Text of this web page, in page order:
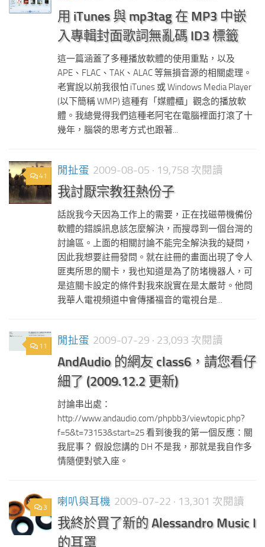
用 iTunes 與 mp3tag 在 MP3 中嵌
入專輯封面歌詞無亂碼 ID3 標籤
這一篇涵蓋了多種播放軟體的使用重點，以及
APE、FLAC、TAK、ALAC 等無損音源的相關處理。
老實說以前我很怕 iTunes 或 Windows Media Player
(以下簡稱 WMP) 這種有「媒體櫃」觀念的播放軟
體。我總覺得我們這種老阿宅在電腦裡面打滾了十
幾年，腦袋的思考方式也跟著...
41 閒扯蛋 2009-08-05 · 19,758 次閱讀
我討厭宗教狂熱份子
話說我今天因為工作上的需要，正在找磁帶機備份
軟體的錯誤訊息該怎麼解決，而搜尋到一個台灣的
討論區。上面的相關討論不能完全解決我的疑問，
因此我想要註冊發問。就在註冊的畫面出現了令人
匪夷所思的關卡，我也知道是為了防堵機器人，可
是這關卡設定的條件對我來說實在是太嚴苛。他問
我華人電視頻道中會傳播福音的電視台是...
11 閒扯蛋 2009-07-29 · 23,093 次閱讀
AndAudio 的網友 class6，請您看仔
細了 (2009.12.2 更新)
討論串出處：
http://www.andaudio.com/phpbb3/viewtopic.php?
f=5&t=73153&start=25 看到後我的第一個反應：關
我屁事？ 假設您講的 DH 不是我，那就是我自作多
情隨便對號入座。
3 喇叭與耳機 2009-07-22 · 13,301 次閱讀
我終於買了新的 Alessandro Music I
的耳罩